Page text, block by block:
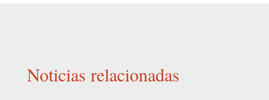
Noticias relacionadas